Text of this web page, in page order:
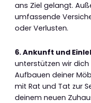
ans Ziel gelangt.
umfassende
oder Verlusten.
6. Ankunft und
unterstützen wir
Aufbauen deiner
mit Rat und Tat zur
deinem neuen